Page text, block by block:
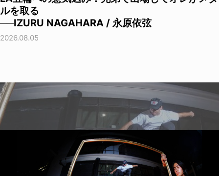
ルを取る
──IZURU NAGAHARA / 永原依弦
2026.08.05